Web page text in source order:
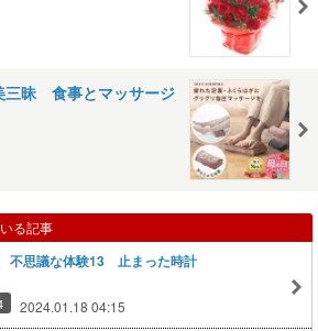
昧 食事とマッサージ
る記事
不思議な体験13 止まった時計
2024.01.18 04:15